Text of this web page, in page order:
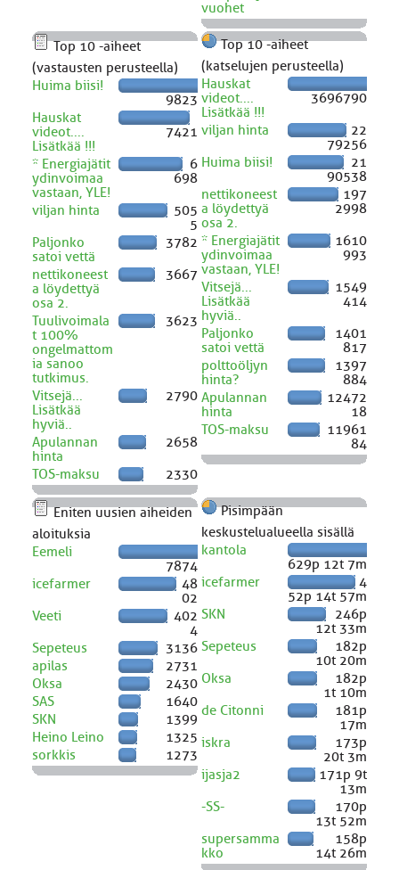
vuohet
Top 10 -aiheet
(vastausten perusteella)
Huima biisi!
9823
Hauskat
videot....
Lisätkää !!!
7421
* Energiajätit
ydinvoimaa
vastaan, YLE!
6
698
viljan hinta
505
5
Paljonko
satoi vettä
3782
nettikoneest
a löydettyä
osa 2.
3667
Tuulivoimala
t 100%
ongelmattom
ia sanoo
tutkimus.
3623
Vitsejä...
Lisätkää
hyviä..
2790
Apulannan
hinta
2658
TOS-maksu
2330
Top 10 -aiheet
(katselujen perusteella)
Hauskat
videot....
Lisätkää !!!
3696790
viljan hinta
22
79256
Huima biisi!
21
90538
nettikoneest
a löydettyä
osa 2.
197
2998
* Energiajätit
ydinvoimaa
vastaan, YLE!
1610
993
Vitsejä...
Lisätkää
hyviä..
1549
414
Paljonko
satoi vettä
1401
817
polttoöljyn
hinta?
1397
884
Apulannan
hinta
12472
18
TOS-maksu
11961
84
Eniten uusien aiheiden
aloituksia
Eemeli
7874
icefarmer
48
02
Veeti
402
4
Sepeteus
3136
apilas
2731
Oksa
2430
SAS
1640
SKN
1399
Heino Leino
1325
sorkkis
1273
Pisimpään
keskustelualueella sisällä
kantola
629p 12t 7m
icefarmer
4
52p 14t 57m
SKN
246p
12t 33m
Sepeteus
182p
10t 20m
Oksa
182p
1t 10m
de Citonni
181p
17m
iskra
173p
20t 3m
ijasja2
171p 9t
13m
-SS-
170p
13t 52m
supersamma
kko
158p
14t 26m